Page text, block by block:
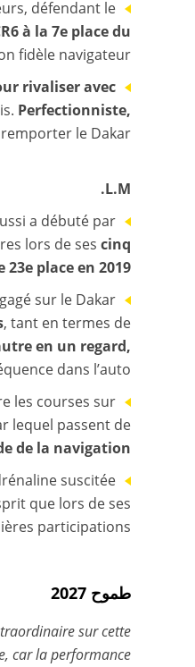
défendant le
à la 7e place du
fidèle navigateur.
rivaliser avec
Perfectionniste,
le Dakar.
L.M.
a débuté par
lors de ses cinq
23e place en 2019
sur le Dakar
, tant en termes de
en un regard,
dans l’auto.
les courses sur
lequel passent de
de la navigation
suscitée
que lors de ses
participations.
طموح 2027
sur cette
car la performance